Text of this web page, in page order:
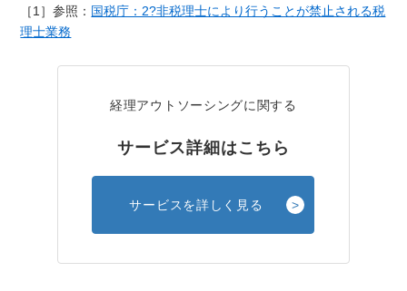
［1］参照： 国税庁：2?非税理士により行うことが禁止される税
理士業務
経理アウトソーシングに関する
サービス詳細はこちら
サービスを詳しく見る